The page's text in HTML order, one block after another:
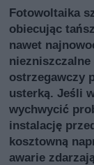
Fotowoltaika
obiecując
nawet
ostrzegawczy
usterką. Jeśli
wychwycić
instalację
kosztowną
awarie